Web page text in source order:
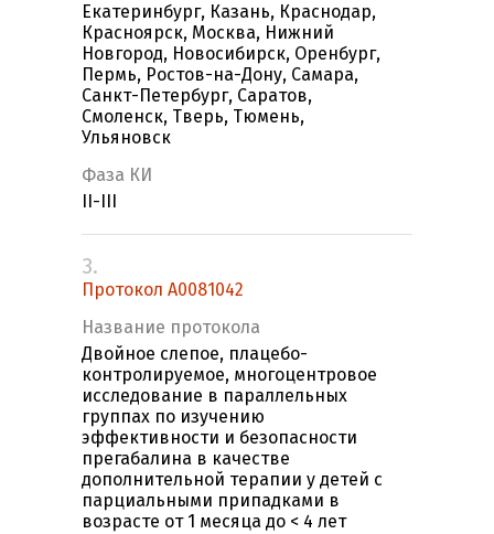
Екатеринбург, Казань, Краснодар,
Красноярск, Москва, Нижний
Новгород, Новосибирск, Оренбург,
Пермь, Ростов-на-Дону, Самара,
Санкт-Петербург, Саратов,
Смоленск, Тверь, Тюмень,
Ульяновск
Фаза КИ
II-III
3.
Протокол А0081042
Название протокола
Двойное слепое, плацебо-
контролируемое, многоцентровое
исследование в параллельных
группах по изучению
эффективности и безопасности
прегабалина в качестве
дополнительной терапии у детей с
парциальными припадками в
возрасте от 1 месяца до < 4 лет